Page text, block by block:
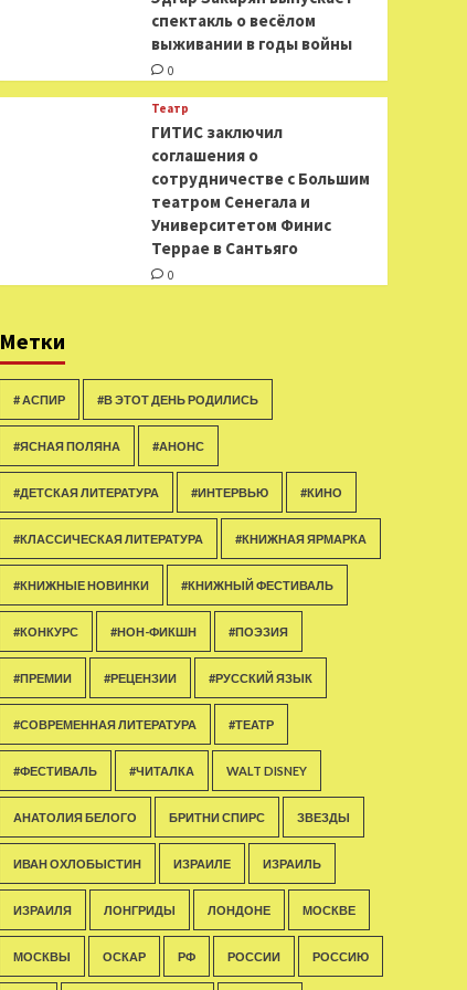
спектакль о весёлом
выживании в годы войны
0
Театр
ГИТИС заключил
соглашения о
сотрудничестве с Большим
театром Сенегала и
Университетом Финис
Террае в Сантьяго
0
Метки
# АСПИР #В ЭТОТ ДЕНЬ РОДИЛИСЬ
#ЯСНАЯ ПОЛЯНА #АНОНС
#ДЕТСКАЯ ЛИТЕРАТУРА #ИНТЕРВЬЮ #КИНО
#КЛАССИЧЕСКАЯ ЛИТЕРАТУРА #КНИЖНАЯ ЯРМАРКА
#КНИЖНЫЕ НОВИНКИ #КНИЖНЫЙ ФЕСТИВАЛЬ
#КОНКУРС #НОН-ФИКШН #ПОЭЗИЯ
#ПРЕМИИ #РЕЦЕНЗИИ #РУССКИЙ ЯЗЫК
#СОВРЕМЕННАЯ ЛИТЕРАТУРА #ТЕАТР
#ФЕСТИВАЛЬ #ЧИТАЛКА WALT DISNEY
АНАТОЛИЯ БЕЛОГО БРИТНИ СПИРС ЗВЕЗДЫ
ИВАН ОХЛОБЫСТИН ИЗРАИЛЕ ИЗРАИЛЬ
ИЗРАИЛЯ ЛОНГРИДЫ ЛОНДОНЕ МОСКВЕ
МОСКВЫ ОСКАР РФ РОССИИ РОССИЮ